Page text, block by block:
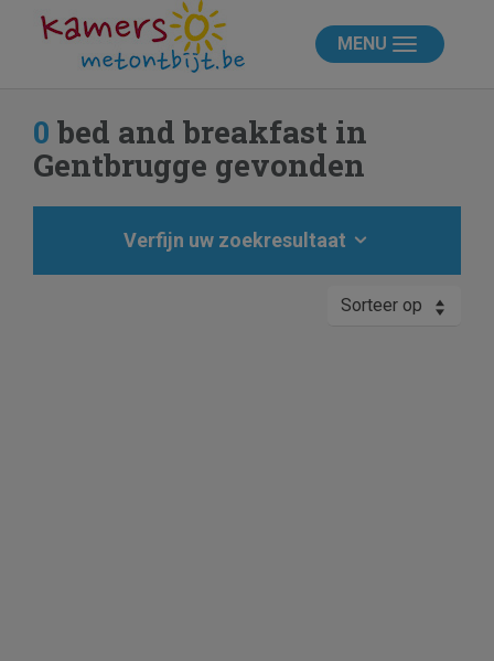
MENU
0 bed and breakfast in
Gentbrugge gevonden
Verfijn uw zoekresultaat
Sorteer op